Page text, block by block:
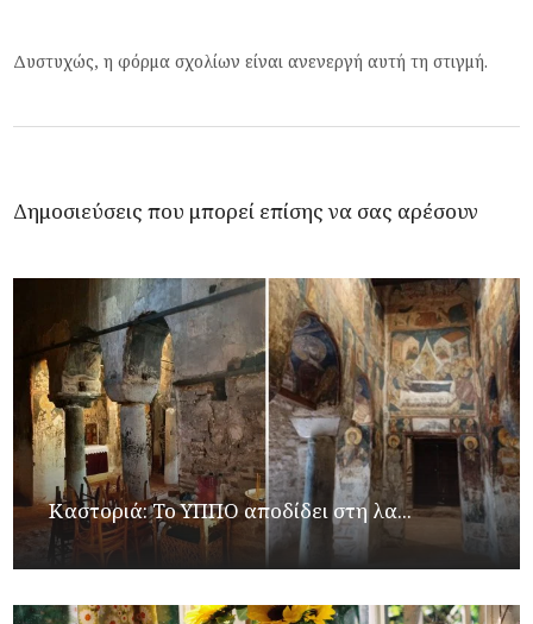
Δυστυχώς, η φόρμα σχολίων είναι ανενεργή αυτή τη στιγμή.
Δημοσιεύσεις που μπορεί επίσης να σας αρέσουν
Καστοριά: Το ΥΠΠΟ αποδίδει στη λα...